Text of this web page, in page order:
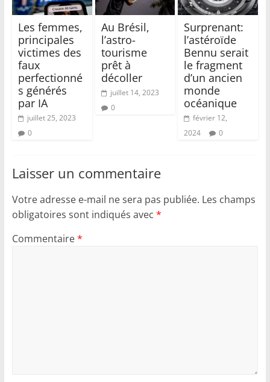
Les femmes,
principales
victimes des
faux
perfectionné
s générés
par IA
juillet 25, 2023
0
Au Brésil,
l’astro-
tourisme
prêt à
décoller
juillet 14, 2023
0
Surprenant:
l’astéroïde
Bennu serait
le fragment
d’un ancien
monde
océanique
février 12,
2024
0
Laisser un commentaire
Votre adresse e-mail ne sera pas publiée. Les champs
obligatoires sont indiqués avec *
Commentaire*